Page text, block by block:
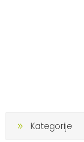
Kategorije